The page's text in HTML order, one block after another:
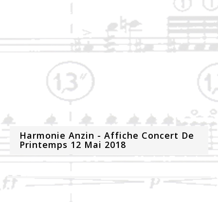
Harmonie Anzin - Affiche Concert De
Printemps 12 Mai 2018